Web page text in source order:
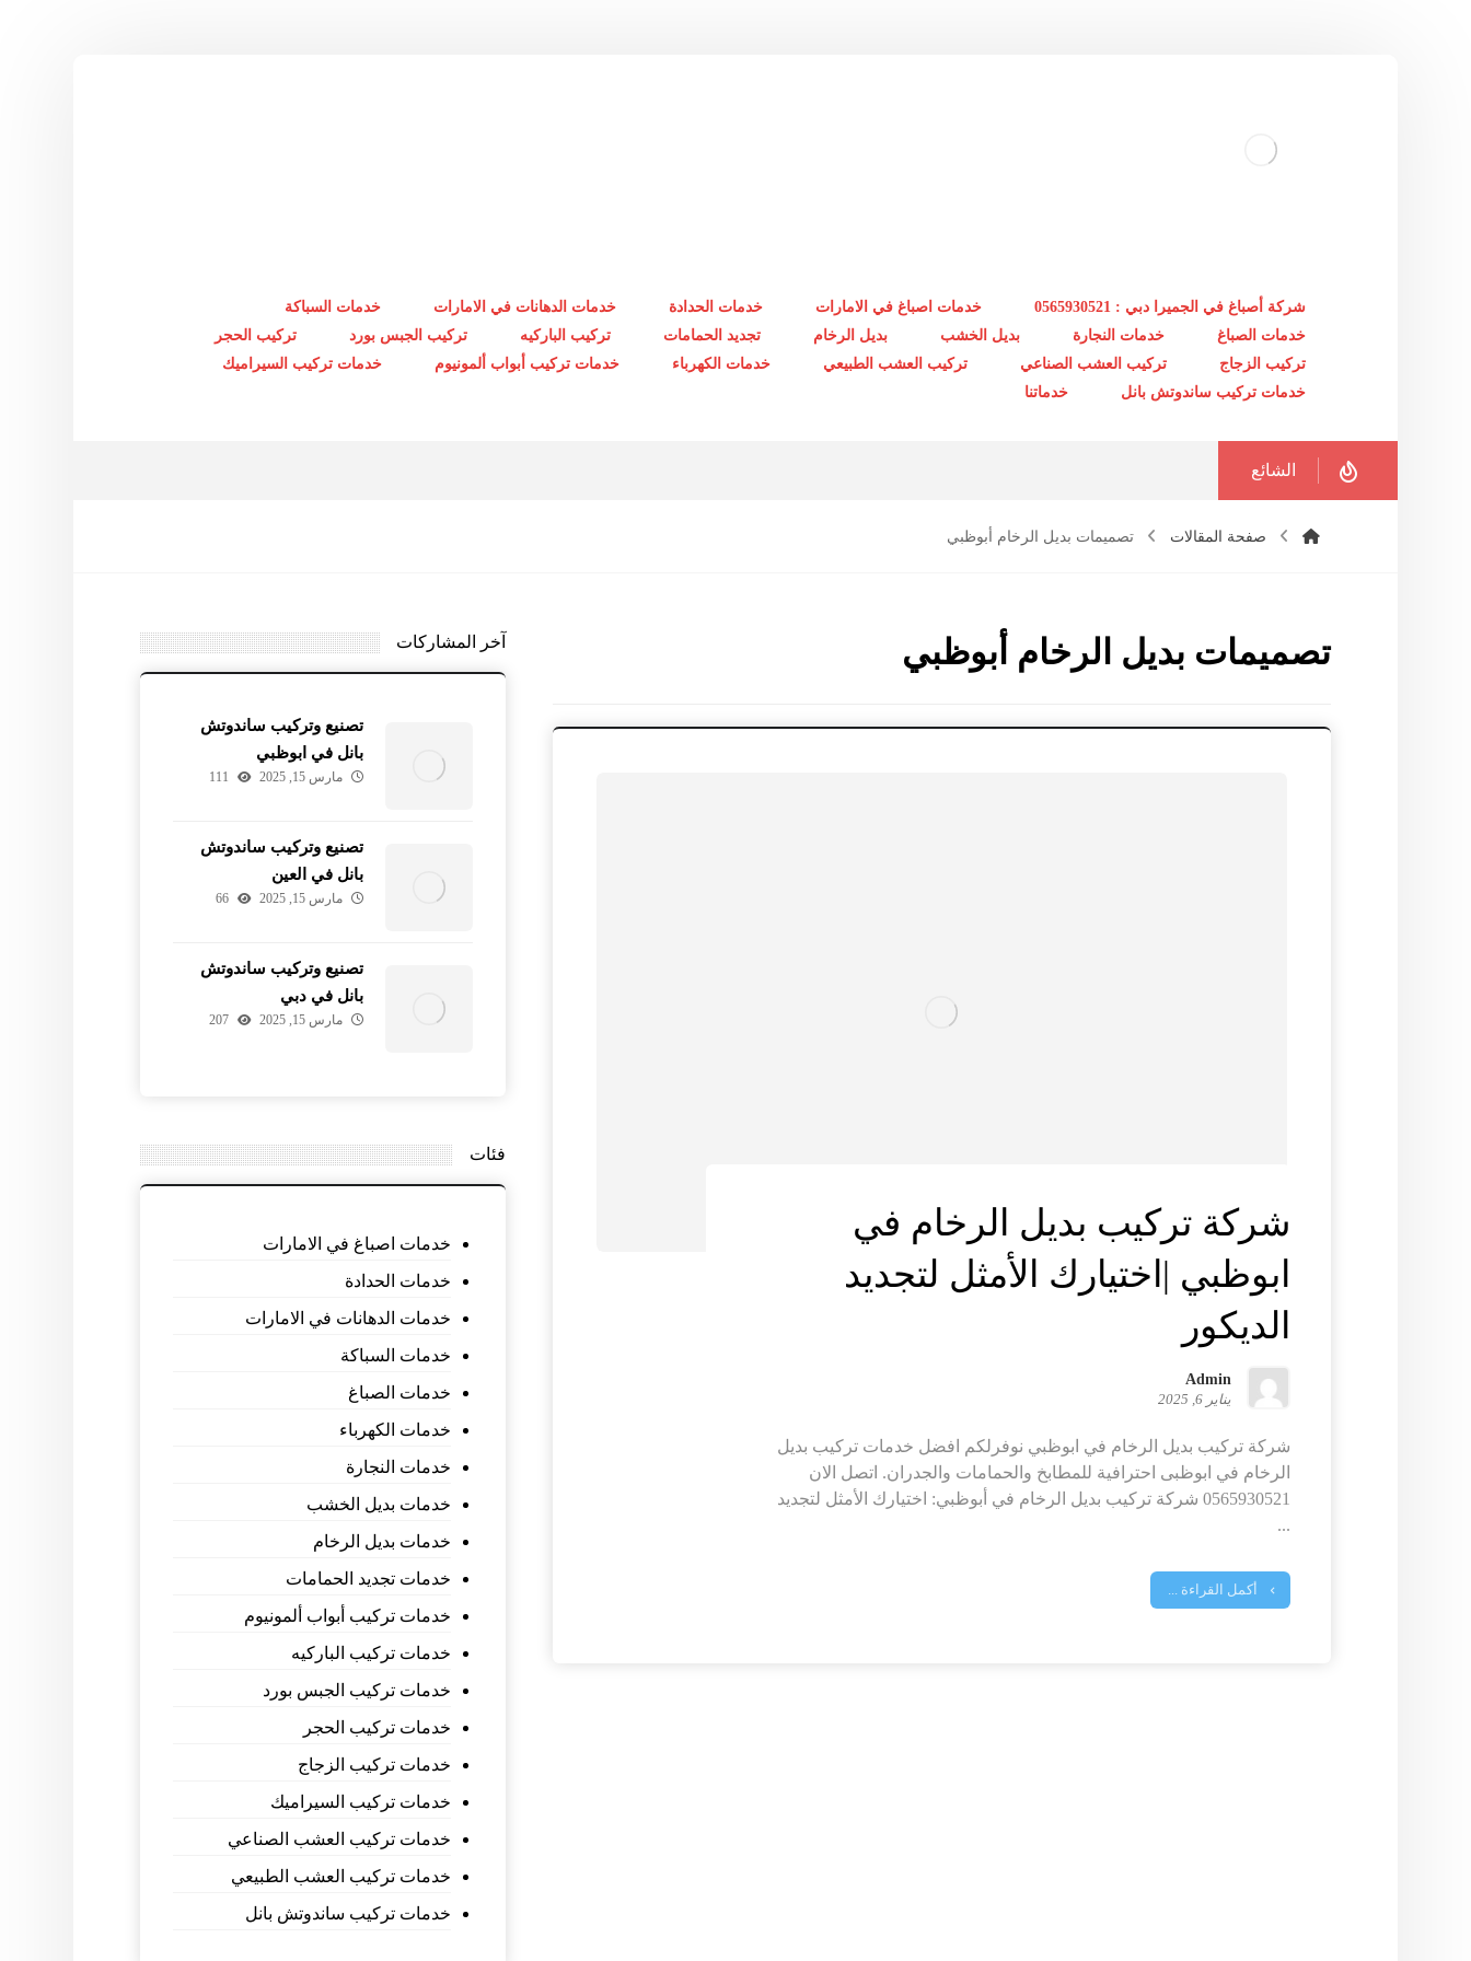
شركة أصباغ في الجميرا دبي : 0565930521 خدمات اصباغ في الامارات خدمات الحدادة خدمات الدهانات في الامارات
خدمات السباكة
خدمات الصباغ
خدمات النجارة بديل الخشب بديل الرخام تجديد الحمامات تركيب الباركيه تركيب الجبس بورد
تركيب الحجر
تركيب الزجاج
تركيب العشب الصناعي تركيب العشب الطبيعي خدمات الكهرباء خدمات تركيب أبواب ألمونيوم
خدمات تركيب السيراميك
خدمات تركيب ساندوتش بانل
خدماتنا
الشائع
صفحة المقالات تصميمات بديل الرخام أبوظبي
تصميمات بديل الرخام أبوظبي
شركة تركيب بديل الرخام في
ابوظبي |اختيارك الأمثل لتجديد
الديكور
Admin
يناير 6, 2025
شركة تركيب بديل الرخام في ابوظبي نوفرلكم افضل خدمات تركيب بديل
الرخام في ابوظبى احترافية للمطابخ والحمامات والجدران. اتصل الان
0565930521 شركة تركيب بديل الرخام في أبوظبي: اختيارك الأمثل لتجديد
...
أكمل القراءة ...
آخر المشاركات
تصنيع وتركيب ساندوتش
بانل في ابوظبي
مارس 15, 2025 111
تصنيع وتركيب ساندوتش
بانل في العين
مارس 15, 2025 66
تصنيع وتركيب ساندوتش
بانل في دبي
مارس 15, 2025 207
فئات
خدمات اصباغ في الامارات
خدمات الحدادة
خدمات الدهانات في الامارات
خدمات السباكة
خدمات الصباغ
خدمات الكهرباء
خدمات النجارة
خدمات بديل الخشب
خدمات بديل الرخام
خدمات تجديد الحمامات
خدمات تركيب أبواب ألمونيوم
خدمات تركيب الباركيه
خدمات تركيب الجبس بورد
خدمات تركيب الحجر
خدمات تركيب الزجاج
خدمات تركيب السيراميك
خدمات تركيب العشب الصناعي
خدمات تركيب العشب الطبيعي
خدمات تركيب ساندوتش بانل